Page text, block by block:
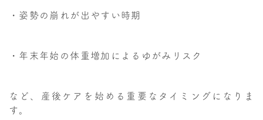
・姿勢の崩れが出やすい時期
・年末年始の体重増加によるゆがみリスク
など、産後ケアを始める重要なタイミングになりま
す。